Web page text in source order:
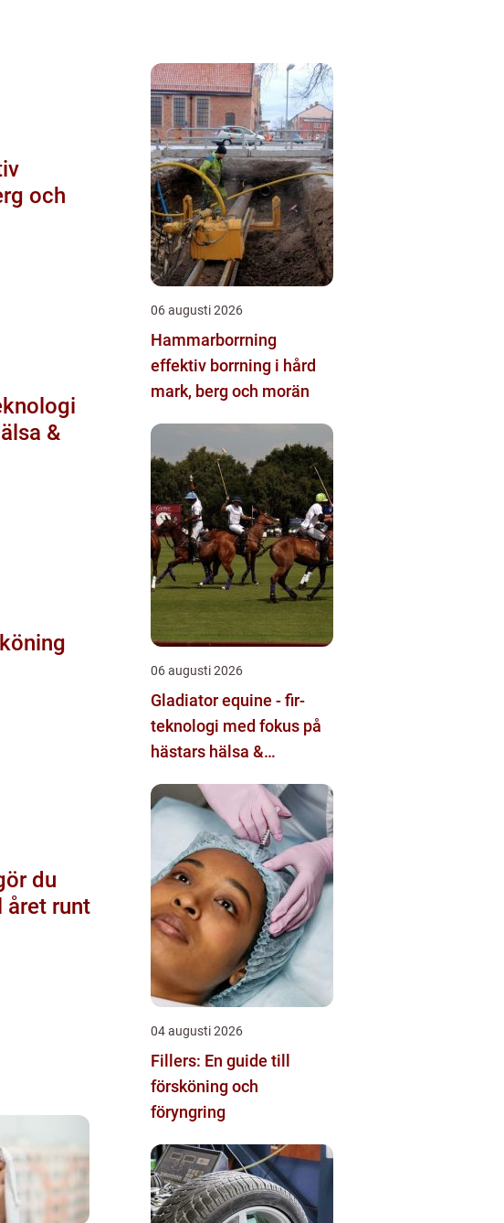
och
&
året runt
06 augusti 2026
Hammarborrning
effektiv borrning i hård
mark, berg och morän
06 augusti 2026
Gladiator equine - fir-
teknologi med fokus på
hästars hälsa &
04 augusti 2026
Fillers: En guide till
försköning och
föryngring